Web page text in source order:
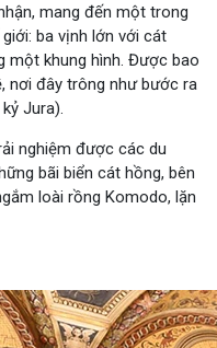
mang đến một trong
ba vịnh lớn với cát
một khung hình. Được bao
nơi đây trông như bước ra
Jura).
nghiệm được các du
bãi biển cát hồng, bên
loài rồng Komodo, lặn